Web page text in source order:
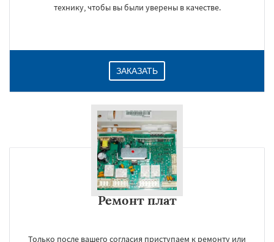
технику, чтобы вы были уверены в качестве.
ЗАКАЗАТЬ
Ремонт плат
Только после вашего согласия приступаем к ремонту или